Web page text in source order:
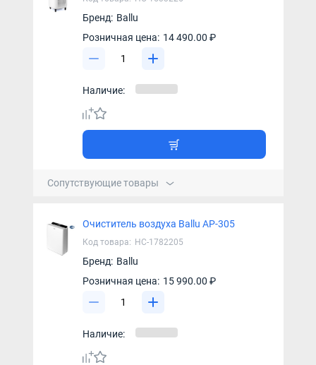
Бренд: Ballu
Розничная цена: 14 490.00 ₽
Наличие:
Сопутствующие товары
Очиститель воздуха Ballu AP-305
Код товара: НС-1782205
Бренд: Ballu
Розничная цена: 15 990.00 ₽
Наличие: